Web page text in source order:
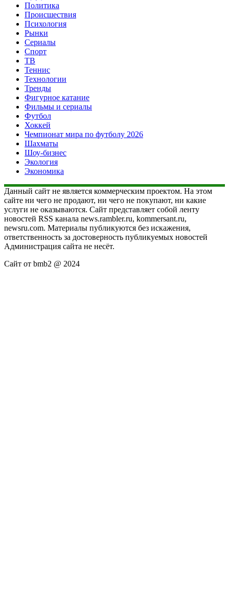
Политика
Происшествия
Психология
Рынки
Сериалы
Спорт
ТВ
Теннис
Технологии
Тренды
Фигурное катание
Фильмы и сериалы
Футбол
Хоккей
Чемпионат мира по футболу 2026
Шахматы
Шоу-бизнес
Экология
Экономика
Данный сайт не является коммерческим проектом. На этом
сайте ни чего не продают, ни чего не покупают, ни какие
услуги не оказываются. Сайт представляет собой ленту
новостей RSS канала news.rambler.ru, kommersant.ru,
newsru.com. Материалы публикуются без искажения,
ответственность за достоверность публикуемых новостей
Администрация сайта не несёт.
Сайт от bmb2 @ 2024